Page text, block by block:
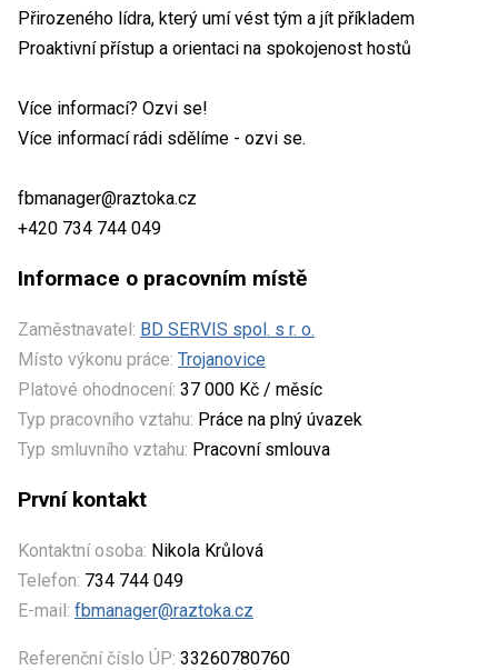
Přirozeného lídra, který umí vést tým a jít příkladem
Proaktivní přístup a orientaci na spokojenost hostů
Více informací? Ozvi se!
Více informací rádi sdělíme - ozvi se.
fbmanager@raztoka.cz
+420 734 744 049
Informace o pracovním místě
Zaměstnavatel: BD SERVIS spol. s r. o.
Místo výkonu práce: Trojanovice
Platové ohodnocení: 37 000 Kč / měsíc
Typ pracovního vztahu: Práce na plný úvazek
Typ smluvního vztahu: Pracovní smlouva
První kontakt
Kontaktní osoba: Nikola Krůlová
Telefon: 734 744 049
E-mail: fbmanager@raztoka.cz
Referenční číslo ÚP: 33260780760